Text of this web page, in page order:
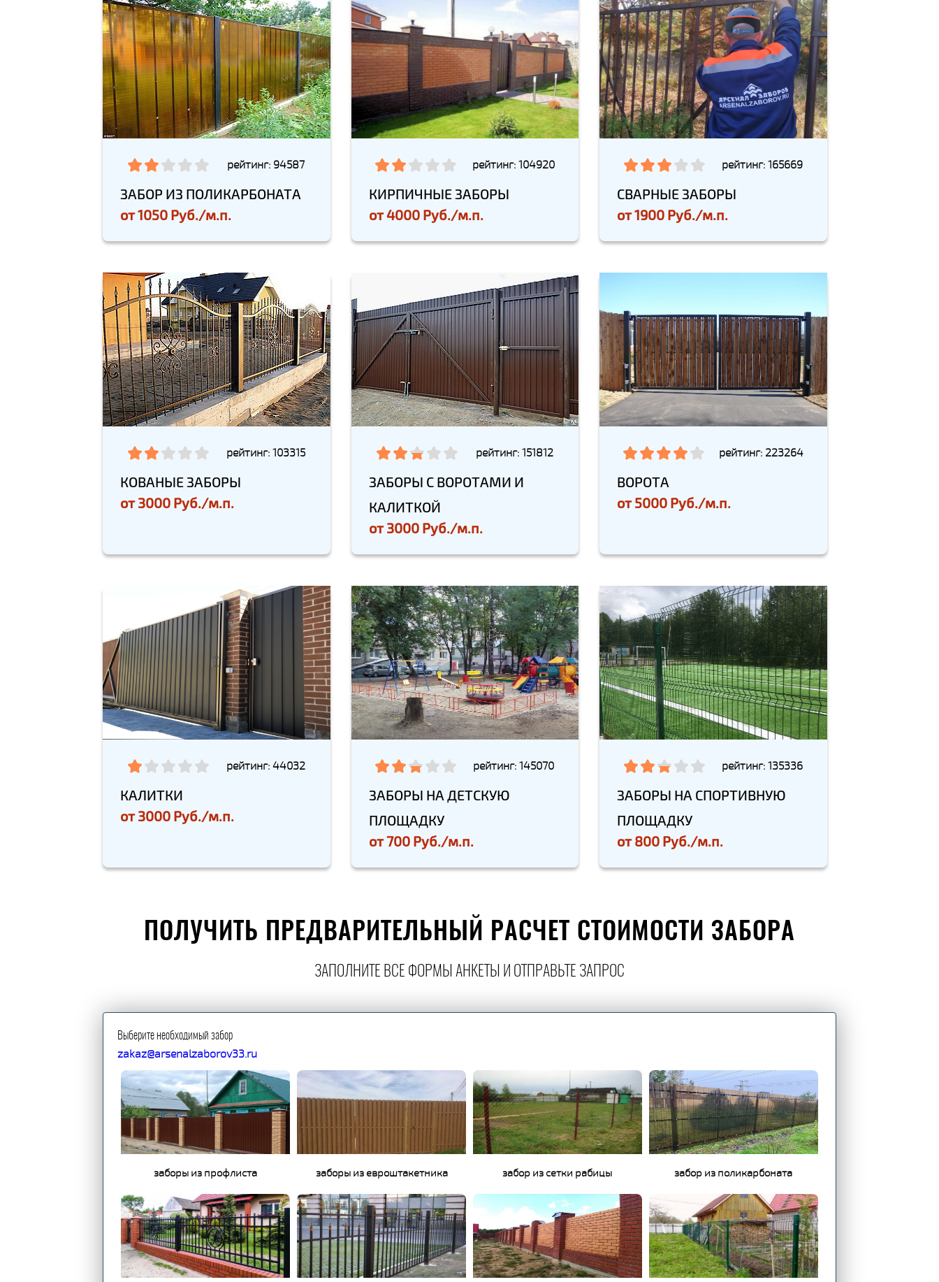
рейтинг: 94587
ЗАБОР ИЗ ПОЛИКАРБОНАТА
от1050 Руб./м.п.
рейтинг: 104920
КИРПИЧНЫЕ ЗАБОРЫ
от4000 Руб./м.п.
рейтинг: 165669
СВАРНЫЕ ЗАБОРЫ
от1900 Руб./м.п.
рейтинг: 103315
КОВАНЫЕ ЗАБОРЫ
от3000 Руб./м.п.
рейтинг: 151812
ЗАБОРЫ С ВОРОТАМИ И
КАЛИТКОЙ
от3000 Руб./м.п.
рейтинг: 223264
ВОРОТА
от5000 Руб./м.п.
рейтинг: 44032
КАЛИТКИ
от3000 Руб./м.п.
рейтинг: 145070
ЗАБОРЫ НА ДЕТСКУЮ
ПЛОЩАДКУ
от700 Руб./м.п.
рейтинг: 135336
ЗАБОРЫ НА СПОРТИВНУЮ
ПЛОЩАДКУ
от800 Руб./м.п.
ПОЛУЧИТЬ ПРЕДВАРИТЕЛЬНЫЙ РАСЧЕТ СТОИМОСТИ ЗАБОРА
ЗАПОЛНИТЕ ВСЕ ФОРМЫ АНКЕТЫ И ОТПРАВЬТЕ ЗАПРОС
Выберите необходимый забор
zakaz@arsenalzaborov33.ru
заборы из профлиста заборы из евроштакетника забор из сетки рабицы забор из поликарбоната